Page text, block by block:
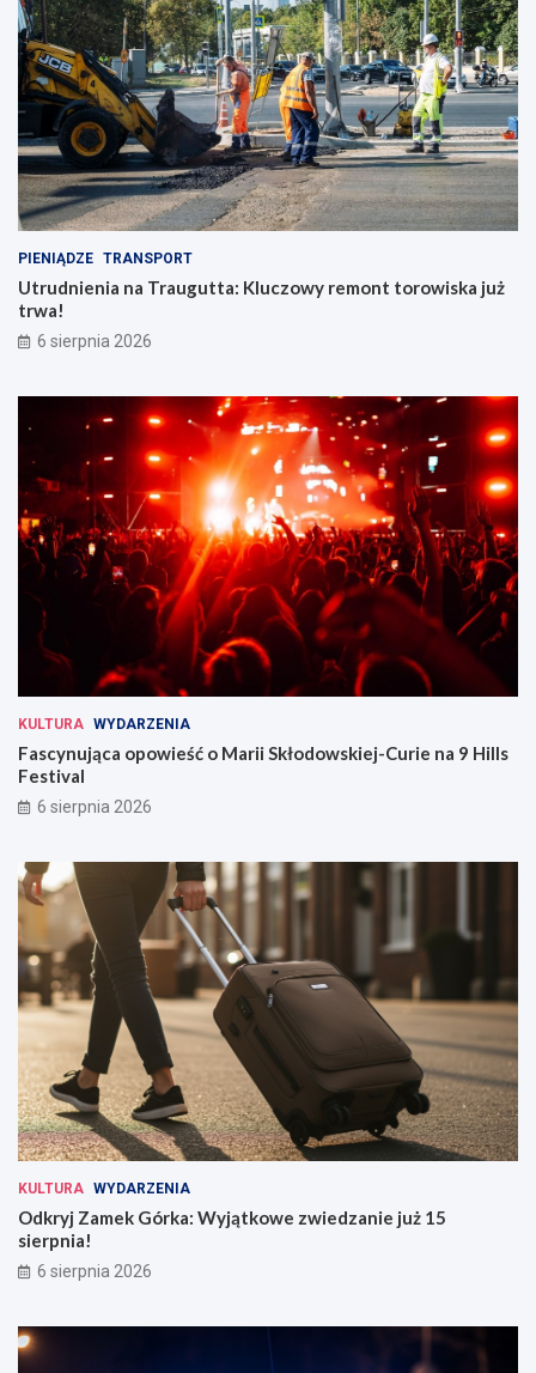
PIENIĄDZE TRANSPORT
Utrudnienia na Traugutta: Kluczowy remont torowiska już
trwa!
6 sierpnia 2026
KULTURA WYDARZENIA
Fascynująca opowieść o Marii Skłodowskiej-Curie na 9 Hills
Festival
6 sierpnia 2026
KULTURA WYDARZENIA
Odkryj Zamek Górka: Wyjątkowe zwiedzanie już 15
sierpnia!
6 sierpnia 2026